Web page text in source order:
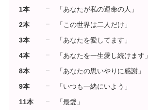
1本
「あなたが私の運命の人」
2本
「この世界は二人だけ」
3本
「あなたを愛してます」
4本
「あなたを一生愛し続けます」
8本
「あなたの思いやりに感謝」
9本
「いつも一緒にいよう」
11本
「最愛」